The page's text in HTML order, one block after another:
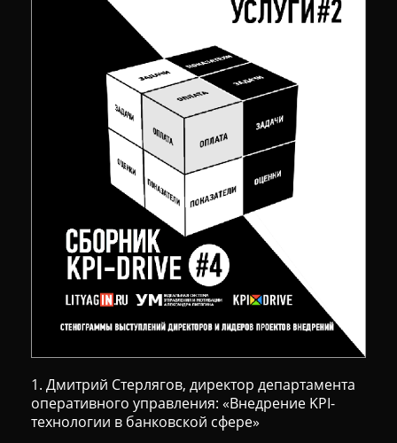
1. Дмитрий Стерлягов, директор департамента
оперативного управления: «Внедрение KPI-
технологии в банковской сфере»